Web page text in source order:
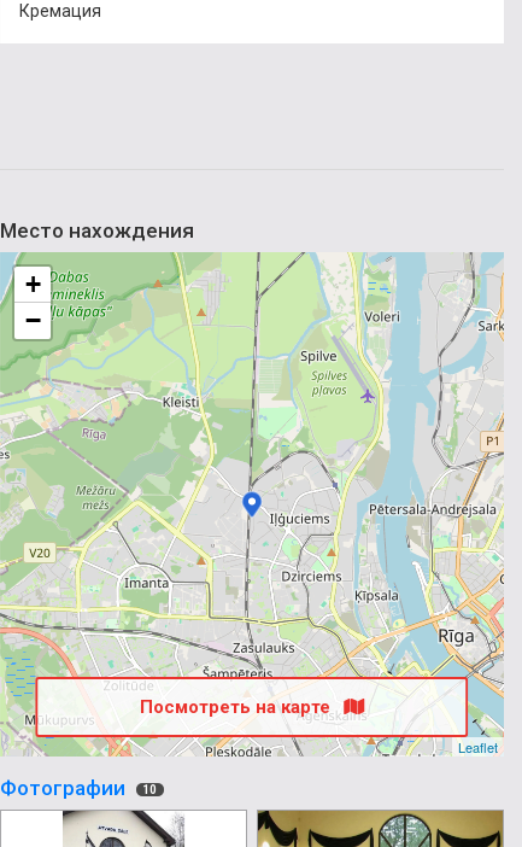
Кремация
Место нахождения
+
−
Leaflet
Посмотреть на карте
Фотографии 10